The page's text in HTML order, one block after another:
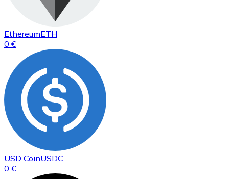
EthereumETH
0 €
USD CoinUSDC
0 €